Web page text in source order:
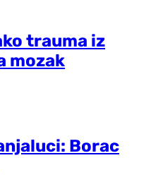
trauma iz
mozak
Borac